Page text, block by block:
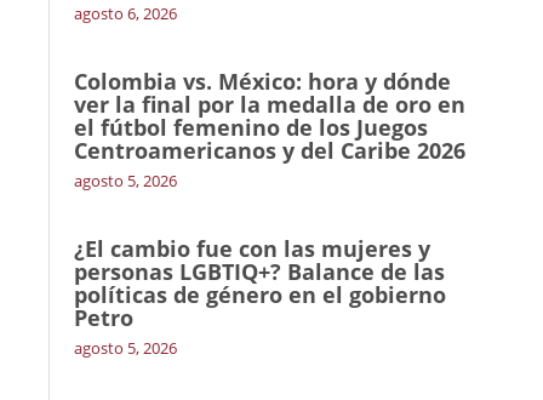
agosto 6, 2026
Colombia vs. México: hora y dónde
ver la final por la medalla de oro en
el fútbol femenino de los Juegos
Centroamericanos y del Caribe 2026
agosto 5, 2026
¿El cambio fue con las mujeres y
personas LGBTIQ+? Balance de las
políticas de género en el gobierno
Petro
agosto 5, 2026